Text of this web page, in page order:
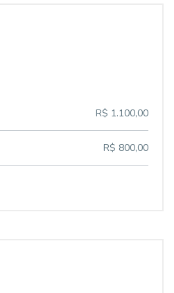
R$ 1.100,00
R$ 800,00